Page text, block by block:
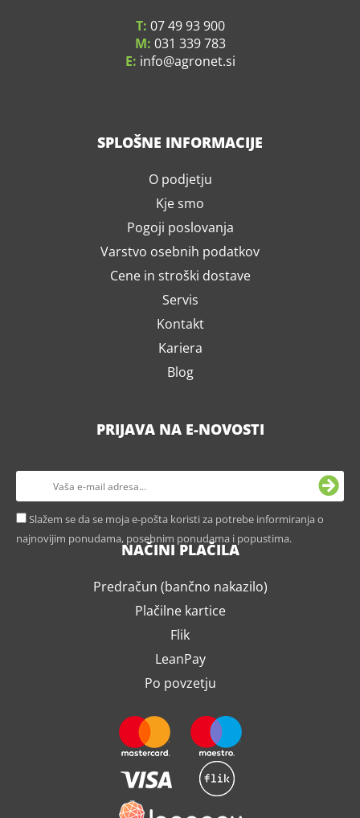
T: 07 49 93 900
M: 031 339 783
E: info agronet.si
SPLOŠNE INFORMACIJE
O podjetju
Kje smo
Pogoji poslovanja
Varstvo osebnih podatkov
Cene in stroški dostave
Servis
Kontakt
Kariera
Blog
PRIJAVA NA E-NOVOSTI
Slažem se da se moja e-pošta koristi za potrebe informiranja o
najnovijim ponudama, posebnim ponudama i popustima.
NAČINI PLAČILA
Predračun (bančno nakazilo)
Plačilne kartice
Flik
LeanPay
Po povzetju